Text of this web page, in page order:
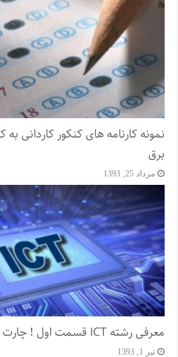
نمونه کارنامه های کنکور کاردانی
برق
مرداد 25, 1393
معرفی رشته ICT قسمت اول ! چارت درسی
تیر 1, 1393